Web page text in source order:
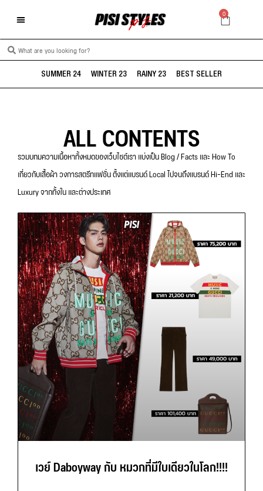
0
SUMMER 24 WINTER 23 RAINY 23 BEST SELLER
ALL CONTENTS
รวมบทมความเนื้อหาทั้งหมดของเว็บไซต์เรา แบ่งเป็น Blog / Facts และ How To
เกี่ยวกับเสื้อผ้า วงการสตรีทแฟชั่น ตั้งแต่แบรนด์ Local ไปจนถึงแบรนด์ Hi-End และ
Luxury จากทั้งใน และต่างประเทศ
เวย์ Daboyway กับ หมวกที่มีใบเดียวในโลก!!!!